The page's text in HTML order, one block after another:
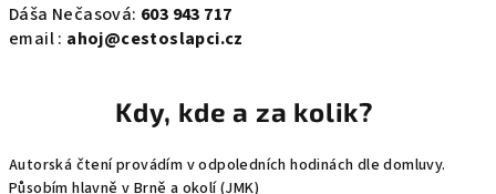
Dáša Nečasová: 603 943 717
email : ahoj@cestoslapci.cz
Kdy, kde a za kolik?
Autorská čtení provádím v odpoledních hodinách dle domluvy.
Působím hlavně v Brně a okolí (JMK)